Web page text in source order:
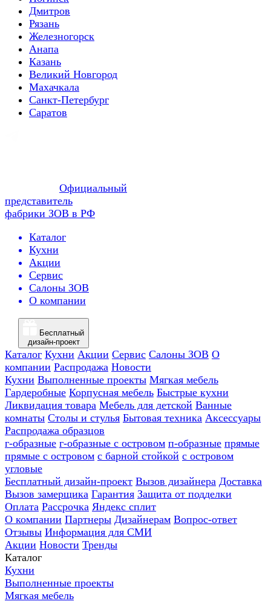
Дмитров
Рязань
Железногорск
Анапа
Казань
Великий Новгород
Махачкала
Санкт-Петербург
Саратов
Официальный
представитель
фабрики ЗОВ в РФ
Каталог
Кухни
Акции
Сервис
Салоны ЗОВ
О компании
Бесплатный
дизайн-проект
Каталог Кухни Акции Сервис Салоны ЗОВ О
компании Распродажа Новости
Кухни Выполненные проекты Мягкая мебель
Гардеробные Корпусная мебель Быстрые кухни
Ликвидация товара Мебель для детской Ванные
комнаты Столы и стулья Бытовая техника Аксессуары
Распродажа образцов
г-образные г-образные с островом п-образные прямые
прямые с островом с барной стойкой с островом
угловые
Бесплатный дизайн-проект Вызов дизайнера Доставка
Вызов замерщика Гарантия Защита от подделки
Оплата Рассрочка Яндекс сплит
О компании Партнеры Дизайнерам Вопрос-ответ
Отзывы Информация для СМИ
Акции Новости Тренды
Каталог
Кухни
Выполненные проекты
Мягкая мебель